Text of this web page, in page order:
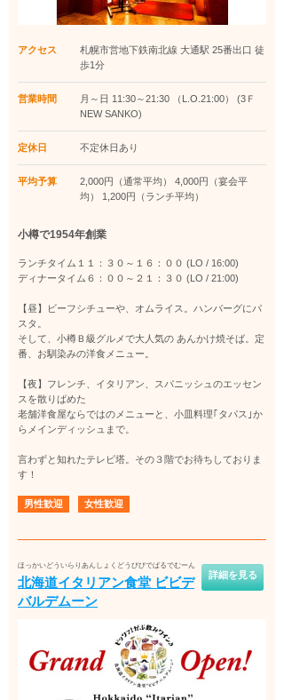
アクセス
札幌市営地下鉄南北線 大通駅 25番出口 徒
歩1分
営業時間
月～日 11:30～21:30 （L.O.21:00） (3Ｆ
NEW SANKO)
定休日 不定休日あり
平均予算
2,000円（通常平均） 4,000円（宴会平
均） 1,200円（ランチ平均）
小樽で1954年創業
ランチタイム１１：３０～１６：００ (LO / 16:00)
ディナータイム６：００～２１：３０ (LO / 21:00)
【昼】ビーフシチューや、オムライス。ハンバーグにパ
スタ。
そして、小樽Ｂ級グルメで大人気の あんかけ焼そば。定
番、お馴染みの洋食メニュー。
【夜】フレンチ、イタリアン、スパニッシュのエッセン
スを散りばめた
老舗洋食屋ならではのメニューと、小皿料理｢タパス｣か
らメインディッシュまで。
言わずと知れたテレビ塔。その３階でお待ちしておりま
す！
男性歓迎 女性歓迎
ほっかいどういらりあんしょくどうびびでばるでむーん
北海道イタリアン食堂 ビビデ
バルデムーン
詳細を見る